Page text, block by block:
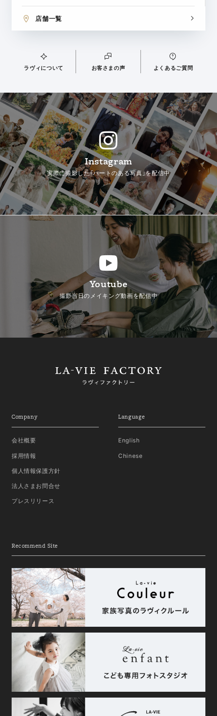
店舗一覧
ラヴィについて お客さまの声 よくあるご質問
Instagram
実際に撮影した「ハートのある写真」を配信中
Youtube
撮影当日のメイキング動画を配信中
Company
会社概要
採用情報
個人情報保護方針
法人さまお問合せ
プレスリリース
Language
English
Chinese
Recommend Site